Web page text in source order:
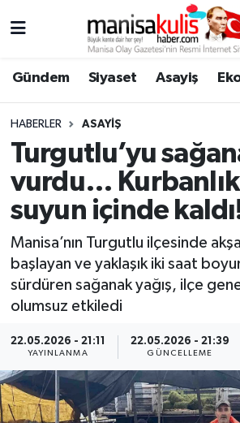
Gündem Siyaset Asayiş
HABERLER ASAYIŞ
Turgutlu’yu
vurdu…
suyun içinde
Manisa’nın Turgutlu ilçesinde
başlayan ve yaklaşık iki saat
sürdüren sağanak yağış, ilçe
olumsuz etkiledi
22.05.2026 - 21:11
YAYINLANMA
22.05.2026 - 21:39
GÜNCELLEME
Ege Haberleri
Ekonomi
Genel
Gündem
Resmi İlan
Siyaset
Spor
Türkiye
Yunusemre Hava Durumu
Yunusemre Trafik Yoğunluk
Süper Lig Puan Durumu ve
Tüm Manşetler
Son Dakika Haberleri
Haber Arşivi